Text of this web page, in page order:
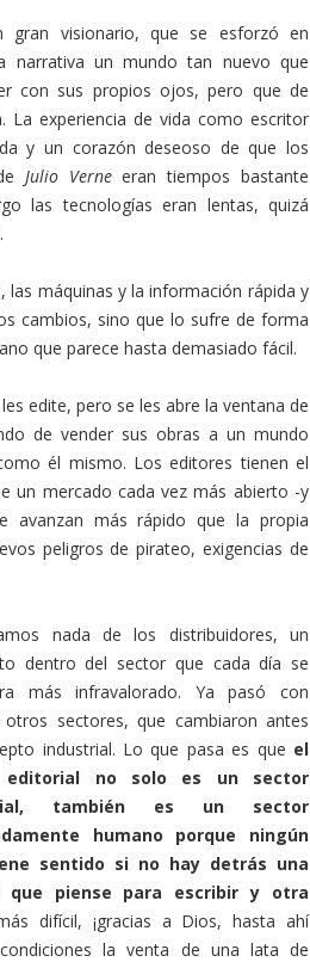
gran visionario, que se esforzó en
narrativa un mundo tan nuevo que
con sus propios ojos, pero que de
La experiencia de vida como escritor
y un corazón deseoso de que los
Julio Verneeran tiempos bastante
las tecnologías eran lentas, quizá
máquinas y la información rápida y
cambios, sino que lo sufre de forma
que parece hasta demasiado fácil.
edite, pero se les abre la ventana de
de vender sus obras a un mundo
él mismo. Los editores tienen el
un mercado cada vez más abierto -y
avanzan más rápido que la propia
peligros de pirateo, exigencias de
nada de los distribuidores, un
dentro del sector que cada día se
más infravalorado. Ya pasó con
otros sectores, que cambiaron antes
industrial. Lo que pasa es que el
editorial no solo es un sector
también es un sector
humano porque ningún
sentido si no hay detrás una
que piense para escribir y otra
difícil, ¡gracias a Dios, hasta ahí
la venta de una lata de